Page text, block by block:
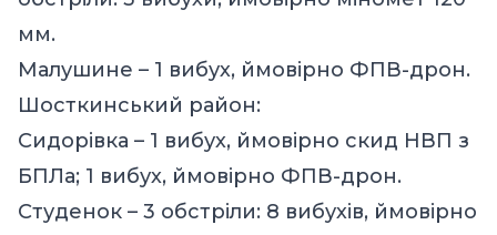
мм.
Малушине – 1 вибух, ймовірно ФПВ-дрон.
Шосткинський район:
Сидорівка – 1 вибух, ймовірно скид НВП з
БПЛа; 1 вибух, ймовірно ФПВ-дрон.
Студенок – 3 обстріли: 8 вибухів, ймовірно